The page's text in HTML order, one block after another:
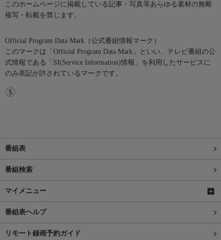
このホームページに掲載している記事・写真等あらゆる素材の無断
複写・転載を禁じます。
Official Program Data Mark（公式番組情報マーク）
このマークは「Official Program Data Mark」といい、テレビ番組の公
式情報である「SI(Service Information)情報」を利用したサービスに
のみ表記が許されているマークです。
番組表
番組検索
マイメニュー
番組表ヘルプ
リモート録画予約ガイド